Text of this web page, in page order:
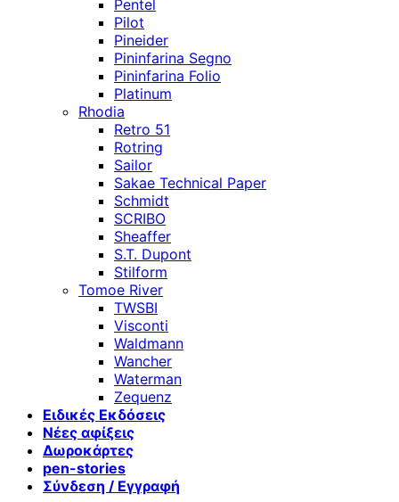
Pentel
Pilot
Pineider
Pininfarina Segno
Pininfarina Folio
Platinum
Rhodia
Retro 51
Rotring
Sailor
Sakae Technical Paper
Schmidt
SCRIBO
Sheaffer
S.T. Dupont
Stilform
Tomoe River
TWSBI
Visconti
Waldmann
Wancher
Waterman
Zequenz
Ειδικές Εκδόσεις
Νέες αφίξεις
Δωροκάρτες
pen-stories
Σύνδεση / Εγγραφή